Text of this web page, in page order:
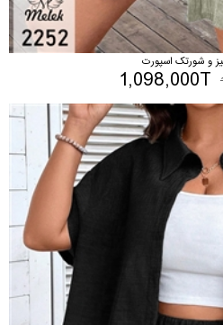
و شورتک اسپورت
1,098,000T